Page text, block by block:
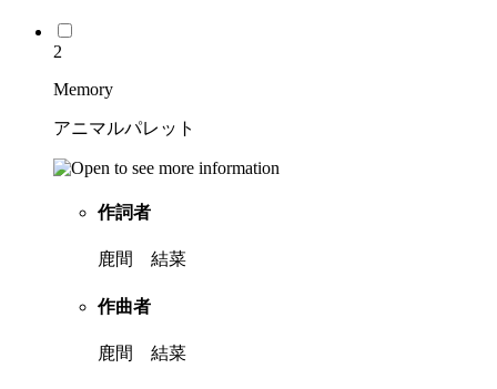
2
Memory
アニマルパレット
作詞者
鹿間 結菜
作曲者
鹿間 結菜